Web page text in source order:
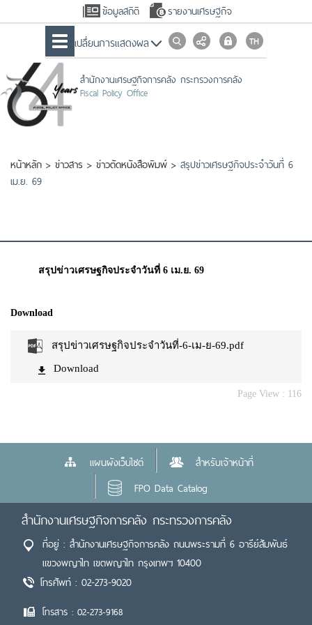
ข้อมูลสถิติ รายงานเศรษฐกิจ
เปลื่ยนการแสดงผล
สำนักงานเศรษฐกิจการคลัง กระทรวงการคลัง
Fiscal Policy Office
หน้าหลัก > ข่าวสาร > ข่าวตัดหนังสือพิมพ์ > สรุปข่าวเศรษฐกิจประจำวันที่ 6
เม.ย. 69
สรุปข่าวเศรษฐกิจประจำวันที่ 6 เม.ย. 69
Download
สรุปข่าวเศรษฐกิจประจำวันที่-6-เม-ย-69.pdf
Download
Page View : 116
แผนผังเว็บไซต์
สำหรับเจ้าหน้าที่
FPO Data Catalog
สำนักงานเศรษฐกิจการคลัง กระทรวงการคลัง
ที่อยู่ : สำนักงานเศรษฐกิจการคลัง ถนนพระรามที่ 6 อารีย์สัมพันธ์
แขวงพญาไท เขตพญาไท กรุงเทพฯ 10400
โทรศัพท์ : 02-273-9020
โทรสาร : 02-273-9168